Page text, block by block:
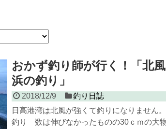
おかず釣り師が行く！「
浜の釣り」
2018/12/9
釣り日誌
日高港湾は北風が強くて釣りになりません
釣り 数は伸びなかったものの30ｃｍの大